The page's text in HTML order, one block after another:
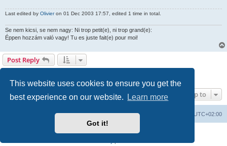
This website uses cookies to ensure you get the
best experience on our website.
Learn more
Got it!
Last edited by Olivieron 01 Dec 2003 17:57, edited 1 time in total.
Se nem kicsi, se nem nagy: Ni trop petit(e), ni trop grand(e):
Éppen hozzám való vagy! Tu es juste fait(e) pour moi!
Post Reply
Jump to
UTC+02:00
Delete cookies
Powered byphpBB® Forum Software © phpBB Limited